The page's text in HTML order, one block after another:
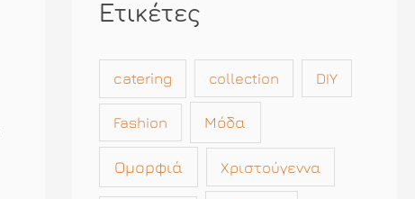
Ετικέτες
catering collection DIY
Fashion Μόδα
Ομορφιά Χριστούγεννα